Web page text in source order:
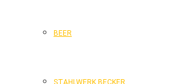
BEER
STAHLWERK BECKER